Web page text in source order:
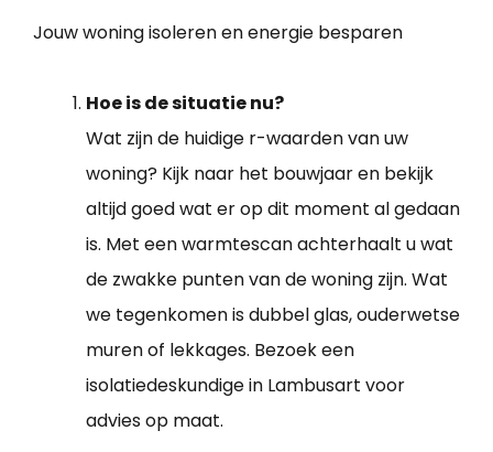
Jouw woning isoleren en energie besparen
Hoe is de situatie nu?
Wat zijn de huidige r-waarden van uw
woning? Kijk naar het bouwjaar en bekijk
altijd goed wat er op dit moment al gedaan
is. Met een warmtescan achterhaalt u wat
de zwakke punten van de woning zijn. Wat
we tegenkomen is dubbel glas, ouderwetse
muren of lekkages. Bezoek een
isolatiedeskundige in Lambusart voor
advies op maat.